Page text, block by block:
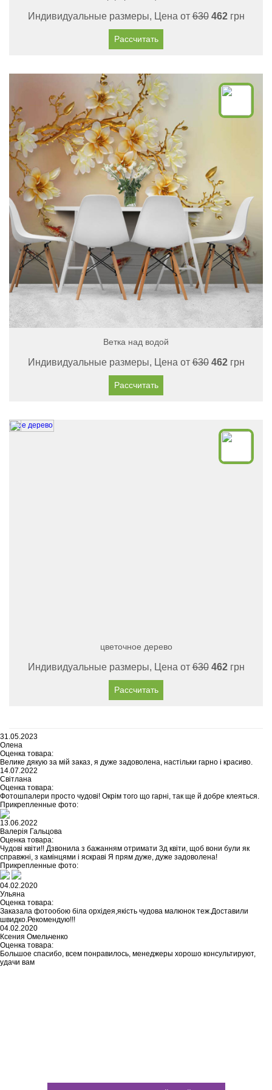
Индивидуальные размеры, Цена от630 462грн
Рассчитать
Ветка над водой
Индивидуальные размеры, Цена от630 462грн
Рассчитать
цветочное дерево
Индивидуальные размеры, Цена от630 462грн
Рассчитать
31.05.2023
Олена
Оценка товара:
Велике дякую за мій заказ, я дуже задоволена, настільки гарно і красиво.
14.07.2022
Світлана
Оценка товара:
Фотошпалери просто чудові! Окрім того що гарні, так ще й добре клеяться.
Прикрепленные фото:
13.06.2022
Валерія Гальцова
Оценка товара:
Чудові квіти!! Дзвонила з бажанням отримати 3д квіти, щоб вони були як
справжні, з камінцями і яскраві Я прям дуже, дуже задоволена!
Прикрепленные фото:
04.02.2020
Ульяна
Оценка товара:
Заказала фотообою біла орхідея,якість чудова малюнок теж.Доставили
швидко.Рекомендую!!!
04.02.2020
Ксения Омельченко
Оценка товара:
Большое спасибо, всем понравилось, менеджеры хорошо консультируют,
удачи вам